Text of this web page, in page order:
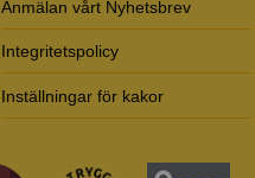
Anmälan vårt Nyhetsbrev
Integritetspolicy
Inställningar för kakor